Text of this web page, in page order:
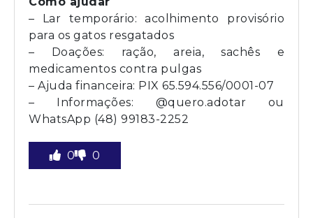
– Lar temporário: acolhimento provisório
para os gatos resgatados
– Doações: ração, areia, sachês e
medicamentos contra pulgas
– Ajuda financeira: PIX 65.594.556/0001-07
– Informações: @quero.adotar ou
WhatsApp (48) 99183-2252
0 0